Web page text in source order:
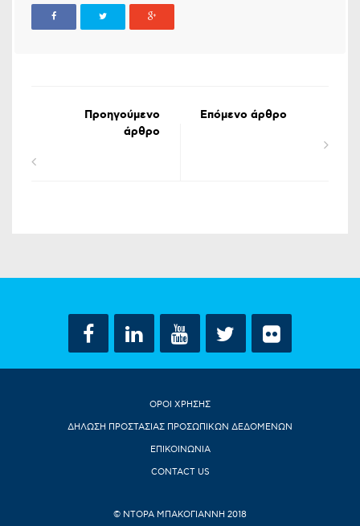
Προηγούμενο
άρθρο
Επόμενο άρθρο
ΟΡΟΙ ΧΡΗΣΗΣ
ΔΗΛΩΣΗ ΠΡΟΣΤΑΣΙΑΣ ΠΡΟΣΩΠΙΚΩΝ ΔΕΔΟΜΕΝΩΝ
ΕΠΙΚΟΙΝΩΝΙΑ
CONTACT US
© ΝΤΟΡΑ ΜΠΑΚΟΓΙΑΝΝΗ 2018